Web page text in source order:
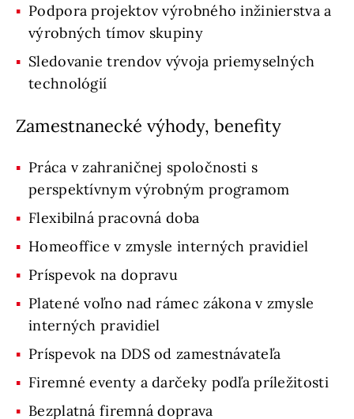
Podpora projektov výrobného inžinierstva a
výrobných tímov skupiny
Sledovanie trendov vývoja priemyselných
technológií
Zamestnanecké výhody, benefity
Práca v zahraničnej spoločnosti s
perspektívnym výrobným programom
Flexibilná pracovná doba
Homeoffice v zmysle interných pravidiel
Príspevok na dopravu
Platené voľno nad rámec zákona v zmysle
interných pravidiel
Príspevok na DDS od zamestnávateľa
Firemné eventy a darčeky podľa príležitosti
Bezplatná firemná doprava